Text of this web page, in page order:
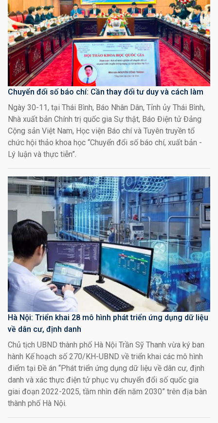
Chuyển đổi số báo chí: Cần thay đổi tư duy và cách làm
Ngày 30-11, tại Thái Bình, Báo Nhân Dân, Tỉnh ủy Thái Bình,
Nhà xuất bản Chính trị quốc gia Sự thật, Báo Điện tử Đảng
Cộng sản Việt Nam, Học viện Báo chí và Tuyên truyền tổ
chức hội thảo khoa học “Chuyển đổi số báo chí, xuất bản -
Lý luận và thực tiễn”.
Hà Nội: Triển khai 28 mô hình phát triển ứng dụng dữ liệu
về dân cư, định danh
Chủ tịch UBND thành phố Hà Nội Trần Sỹ Thanh vừa ký ban
hành Kế hoạch số 270/KH-UBND về triển khai các mô hình
điểm tại Đề án “Phát triển ứng dụng dữ liệu về dân cư, định
danh và xác thực điện tử phục vụ chuyển đổi số quốc gia
giai đoạn 2022-2025, tầm nhìn đến năm 2030” trên địa bàn
thành phố Hà Nội.